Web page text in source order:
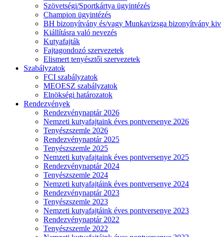
Szövetségi/Sportkártya ügyintézés
Champion ügyintézés
BH bizonyítvány és/vagy Munkavizsga bizonyítvány
Kiállításra való nevezés
Kutyafajták
Fajtagondozó szervezetek
Elismert tenyésztői szervezetek
Szabályzatok
FCI szabályzatok
MEOESZ szabályzatok
Elnökségi határozatok
Rendezvények
Rendezvénynaptár 2026
Nemzeti kutyafajtaink éves pontversenye 2026
Tenyészszemle 2026
Rendezvénynaptár 2025
Tenyészszemle 2025
Nemzeti kutyafajtaink éves pontversenye 2025
Rendezvénynaptár 2024
Tenyészszemle 2024
Nemzeti kutyafajtáink éves pontversenye 2024
Rendezvénynaptár 2023
Tenyészszemle 2023
Nemzeti kutyafajtáink éves pontversenye 2023
Rendezvénynaptár 2022
Tenyészszemle 2022